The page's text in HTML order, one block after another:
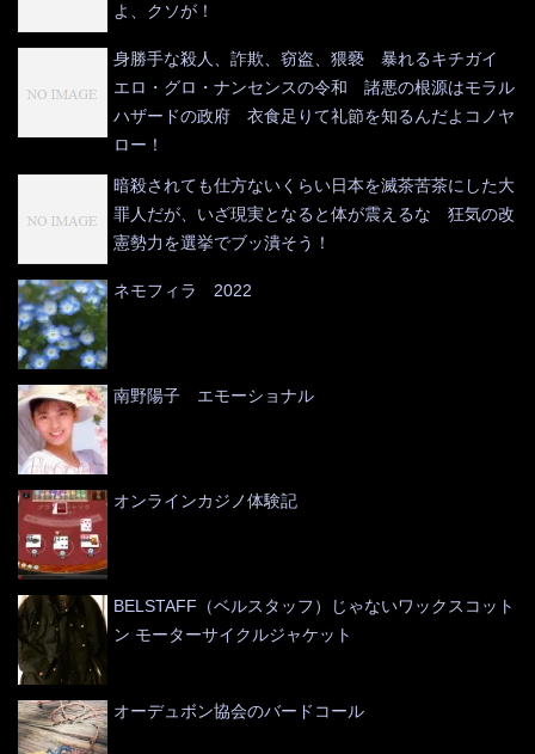
よ、クソが！
身勝手な殺人、詐欺、窃盗、猥褻 暴れるキチガイ
エロ・グロ・ナンセンスの令和 諸悪の根源はモラル
ハザードの政府 衣食足りて礼節を知るんだよコノヤ
ロー！
暗殺されても仕方ないくらい日本を滅茶苦茶にした大
罪人だが、いざ現実となると体が震えるな 狂気の改
憲勢力を選挙でブッ潰そう！
ネモフィラ 2022
南野陽子 エモーショナル
オンラインカジノ体験記
BELSTAFF（ベルスタッフ）じゃないワックスコット
ン モーターサイクルジャケット
オーデュボン協会のバードコール